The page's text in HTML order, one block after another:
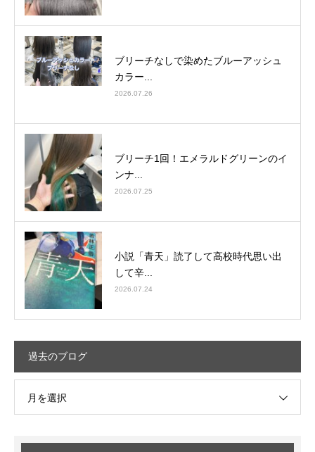
ブリーチなしで染めたブルーアッシュ
カラー...
2026.07.26
ブリーチ1回！エメラルドグリーンのイ
ンナ...
2026.07.25
小説「青天」読了して高校時代思い出
して辛...
2026.07.24
過去のブログ
月を選択